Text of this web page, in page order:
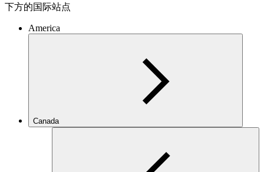
下方的国际站点
America
Canada